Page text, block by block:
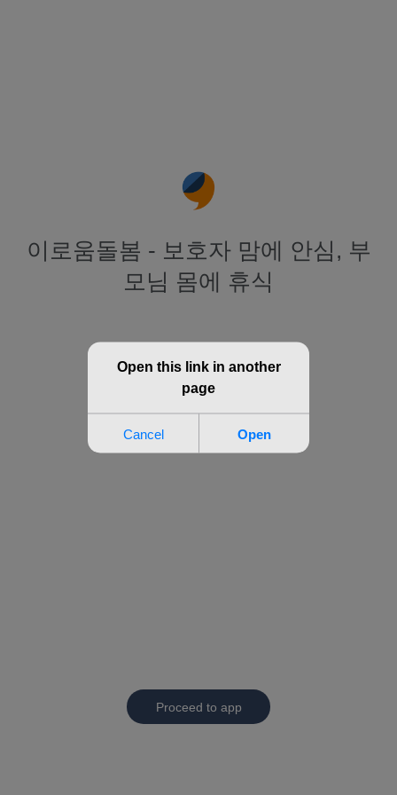
이로움돌봄 - 보호자 맘에 안심, 부
모님 몸에 휴식
Proceed to app